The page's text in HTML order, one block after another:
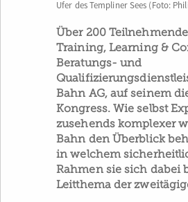
Ufer des Templiner Sees (Foto:
Über 200
Training, Learning &
Beratungs- und
Bahn AG, auf seinem
Kongress. Wie selbst
zusehends komplexer
Bahn den Überblick
in welchem
Rahmen sie sich dabei
Leitthema der